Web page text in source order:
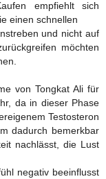
empfiehlt sich
einen schnellen
und nicht auf
möchten
von Tongkat Ali für
da in dieser Phase
Testosteron
dadurch bemerkbar
nachlässt, die Lust
negativ beeinflusst